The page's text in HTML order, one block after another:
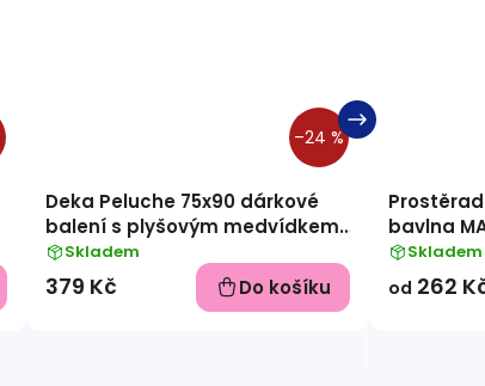
–24 %
Deka Peluche 75x90 dárkové
balení s plyšovým medvídkem
Georgem
Skladem
379 Kč Do košíku
bavlna
Skladem
od 262